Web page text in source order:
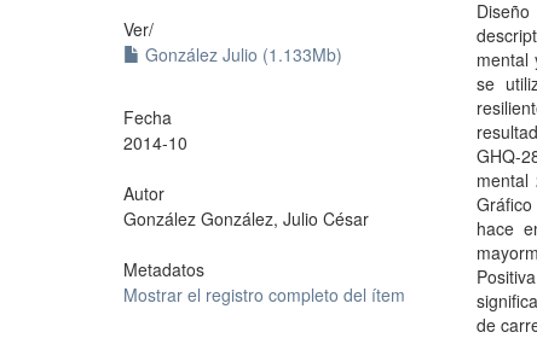
Ver/
González Julio (1.133Mb)
Fecha
2014-10
Autor
González González, Julio César
Metadatos
Mostrar el registro completo del ítem
mental
se
GHQ-
mental
hace
de